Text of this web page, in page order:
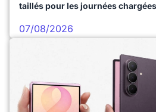
taillés pour les journées chargées
07/08/2026